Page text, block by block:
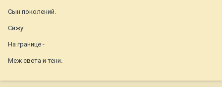
Сын поколений.
Сижу
На границе -
Меж света и тени.